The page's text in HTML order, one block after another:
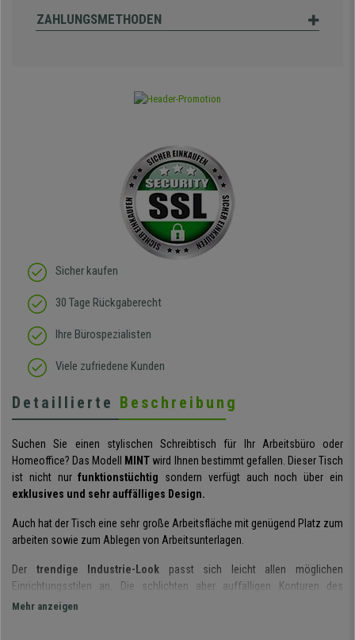
ZAHLUNGSMETHODEN
Sicher kaufen
30 Tage Rückgaberecht
Ihre Bürospezialisten
Viele zufriedene Kunden
Detaillierte Beschreibung
Suchen Sie einen stylischen Schreibtisch für Ihr Arbeitsbüro oder
Homeoffice? Das Modell
MINT wird Ihnen bestimmt gefallen. Dieser Tisch
ist nicht nurfunktionstüchtig sondern verfügt auch noch über ein
exklusives und sehr auffälliges Design.
Auch hat der Tisch eine sehr große Arbeitsfläche mit genügend Platz zum
arbeiten sowie zum Ablegen von Arbeitsunterlagen.
Der trendige Industrie-Look passt sich leicht allen möglichen
Einrichtungsstilen an. Die schlichten aber auffälligen Konturen des
Metallgestells sind ein echter Hingucker in jedem Raum.
Mehr anzeigen